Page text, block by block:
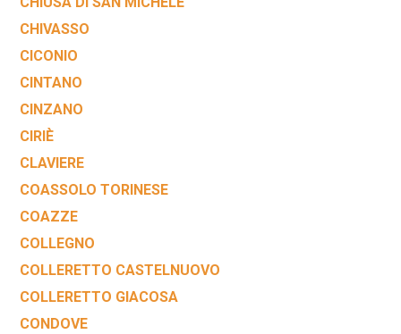
CHIVASSO
CICONIO
CINTANO
CINZANO
CIRIÈ
CLAVIERE
COASSOLO TORINESE
COAZZE
COLLEGNO
COLLERETTO CASTELNUOVO
COLLERETTO GIACOSA
CONDOVE